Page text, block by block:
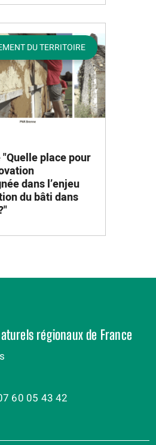
DU TERRITOIRE
place pour
dans l’enjeu
du bâti dans
régionaux de France
60 05 43 42